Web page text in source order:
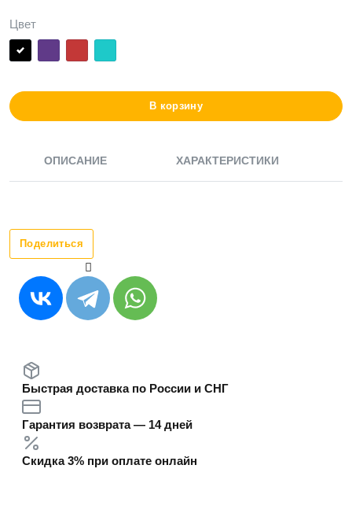
Цвет
В корзину
ОПИСАНИЕ ХАРАКТЕРИСТИКИ
Поделиться
Быстрая доставка по России и СНГ
Гарантия возврата — 14 дней
Скидка 3% при оплате онлайн